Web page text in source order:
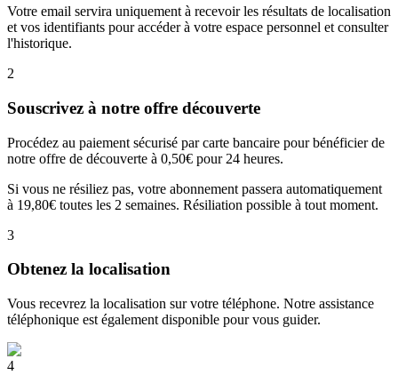
Votre email servira uniquement à recevoir les résultats de localisation
et vos identifiants pour accéder à votre espace personnel et consulter
l'historique.
2
Souscrivez à notre offre découverte
Procédez au paiement sécurisé par carte bancaire pour bénéficier de
notre offre de découverte à 0,50€ pour 24 heures.
Si vous ne résiliez pas, votre abonnement passera automatiquement
à 19,80€ toutes les 2 semaines. Résiliation possible à tout moment.
3
Obtenez la localisation
Vous recevrez la localisation sur votre téléphone. Notre assistance
téléphonique est également disponible pour vous guider.
4